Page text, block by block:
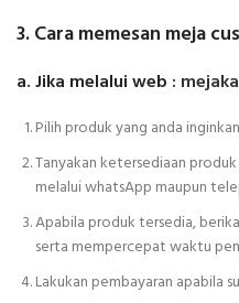
3. Cara memesan meja
a. Jika melalui web :
Pilih produk yang anda
Tanyakan ketersediaan
melalui whatsApp maupun
Apabila produk tersedia,
serta mempercepat waktu
Lakukan pembayaran apabila